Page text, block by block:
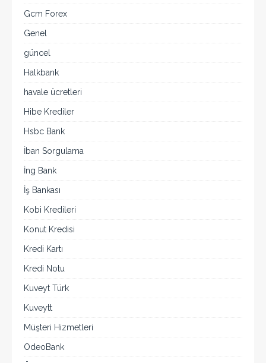
Gcm Forex
Genel
güncel
Halkbank
havale ücretleri
Hibe Krediler
Hsbc Bank
İban Sorgulama
İng Bank
İş Bankası
Kobi Kredileri
Konut Kredisi
Kredi Kartı
Kredi Notu
Kuveyt Türk
Kuveytt
Müşteri Hizmetleri
OdeoBank